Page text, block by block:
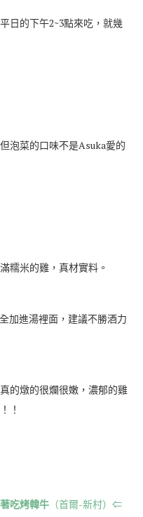
日的下午2~3點來吃，就幾
泡菜的口味不是Asuka愛的
糯米的雞，真材實料。
加進湯裡面，建議不勝酒力
的燉的很爛很嫩，濃郁的雞
！
吃烤韓牛 （首爾-新村）⇐